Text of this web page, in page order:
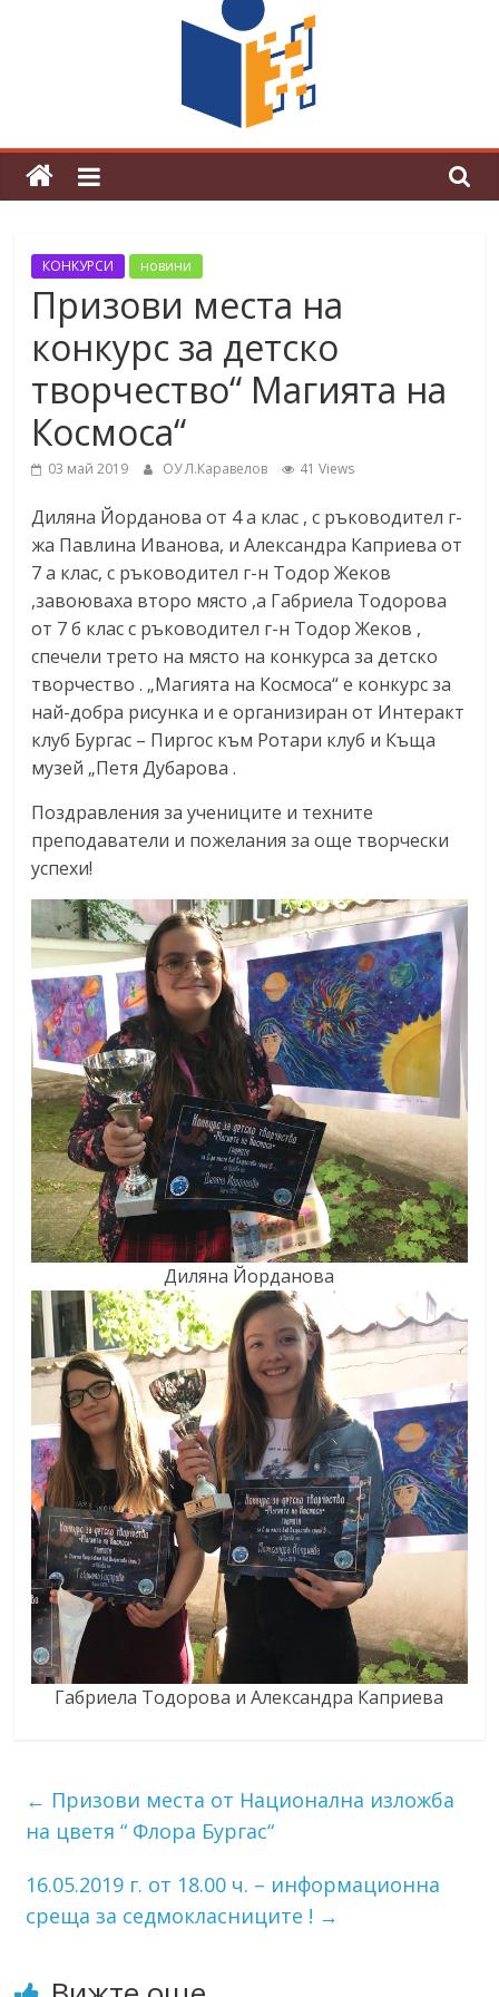
граници“
Магията на Андерсен оживя в ОУ
„Любен Каравелов“
КОНКУРСИ новини
Призови места на
конкурс за детско
творчество“ Магията на
Космоса“
03 май 2019 ОУ Л.Каравелов 41 Views
Диляна Йорданова от 4 а клас , с ръководител г-
жа Павлина Иванова, и Александра Каприева от
7 а клас, с ръководител г-н Тодор Жеков
,завоюваха второ място ,а Габриела Тодорова
от 7 б клас с ръководител г-н Тодор Жеков ,
спечели трето на място на конкурса за детско
творчество . „Магията на Космоса“ е конкурс за
най-добра рисунка и е организиран от Интеракт
клуб Бургас – Пиргос към Ротари клуб и Къща
музей „Петя Дубарова .
Поздравления за учениците и техните
преподаватели и пожелания за още творчески
успехи!
Диляна Йорданова
Габриела Тодорова и Александра Каприева
← Призови места от Национална изложба
на цветя “ Флора Бургас“
16.05.2019 г. от 18.00 ч. – информационна
среща за седмокласниците ! →